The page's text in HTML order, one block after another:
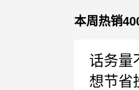
本周热销
话务量
想节省